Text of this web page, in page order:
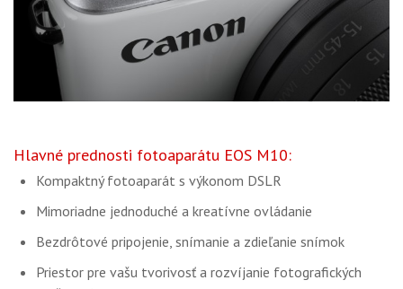
Hlavné prednosti fotoaparátu EOS M10:
Kompaktný fotoaparát s výkonom DSLR
Mimoriadne jednoduché a kreatívne ovládanie
Bezdrôtové pripojenie, snímanie a zdieľanie snímok
Priestor pre vašu tvorivosť a rozvíjanie fotografických